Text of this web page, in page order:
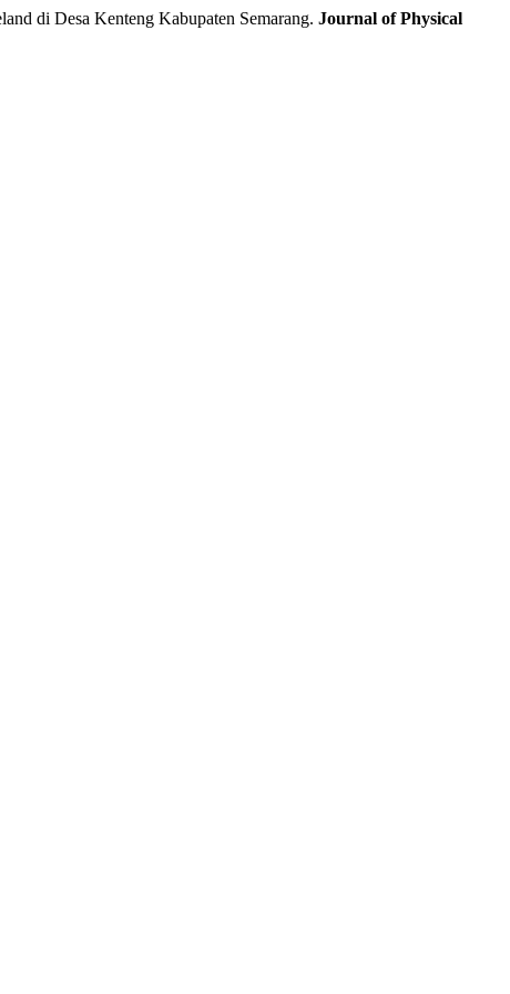
di Desa Kenteng Kabupaten Semarang. Journal of Physical